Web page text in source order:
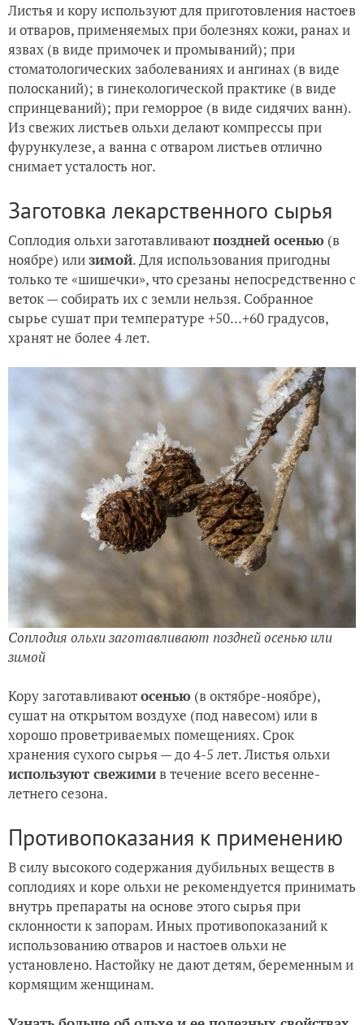
Листья и кору используют для приготовления настоев
и отваров, применяемых при болезнях кожи, ранах и
язвах (в виде примочек и промываний); при
стоматологических заболеваниях и ангинах (в виде
полосканий); в гинекологической практике (в виде
спринцеваний); при геморрое (в виде сидячих ванн).
Из свежих листьев ольхи делают компрессы при
фурункулезе, а ванна с отваром листьев отлично
снимает усталость ног.
Заготовка лекарственного сырья
Соплодия ольхи заготавливаютпоздней осенью (в
ноябре) илизимой. Для использования пригодны
только те «шишечки», что срезаны непосредственно с
веток — собирать их с земли нельзя. Собранное
сырье сушат при температуре +50...+60 градусов,
хранят не более 4 лет.
Соплодия ольхи заготавливают поздней осенью или
зимой
Кору заготавливаютосенью (в октябре-ноябре),
сушат на открытом воздухе (под навесом) или в
хорошо проветриваемых помещениях. Срок
хранения сухого сырья — до 4-5 лет. Листья ольхи
используют свежимив течение всего весенне-
летнего сезона.
Противопоказания к применению
В силу высокого содержания дубильных веществ в
соплодиях и коре ольхи не рекомендуется принимать
внутрь препараты на основе этого сырья при
склонности к запорам. Иных противопоказаний к
использованию отваров и настоев ольхи не
установлено. Настойку не дают детям, беременным и
кормящим женщинам.